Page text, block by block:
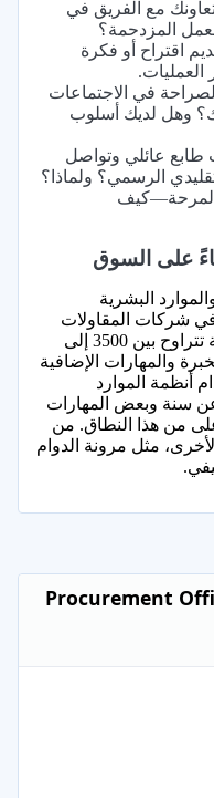
مع الفريق في
المزدحمة؟
اقتراح أو فكرة
في الاجتماعات
وهل لديك أسلوب
عائلي وتواصل
الرسمي؟ ولماذا؟
المرحة—كيف
على السوق
البشرية
في شركات المقاولات
الصغيرة في الإمارات رواتب شهرية تتراوح بين 3500 إلى
والمهارات الإضافية
أنظمة الموارد
عن سنة وبعض المهارات
من هذا النطاق. من
مثل مرونة الدوام
Procurement